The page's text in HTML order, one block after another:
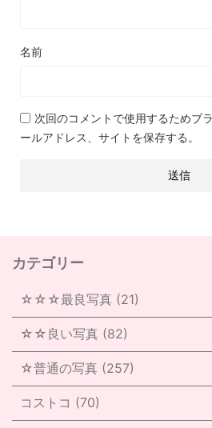
名前
次回のコメントで使用するためブ
ールアドレス、サイトを保存する。
カテゴリー
☆☆☆最良写真 (21)
☆☆良い写真 (82)
☆普通の写真 (257)
コストコ (70)